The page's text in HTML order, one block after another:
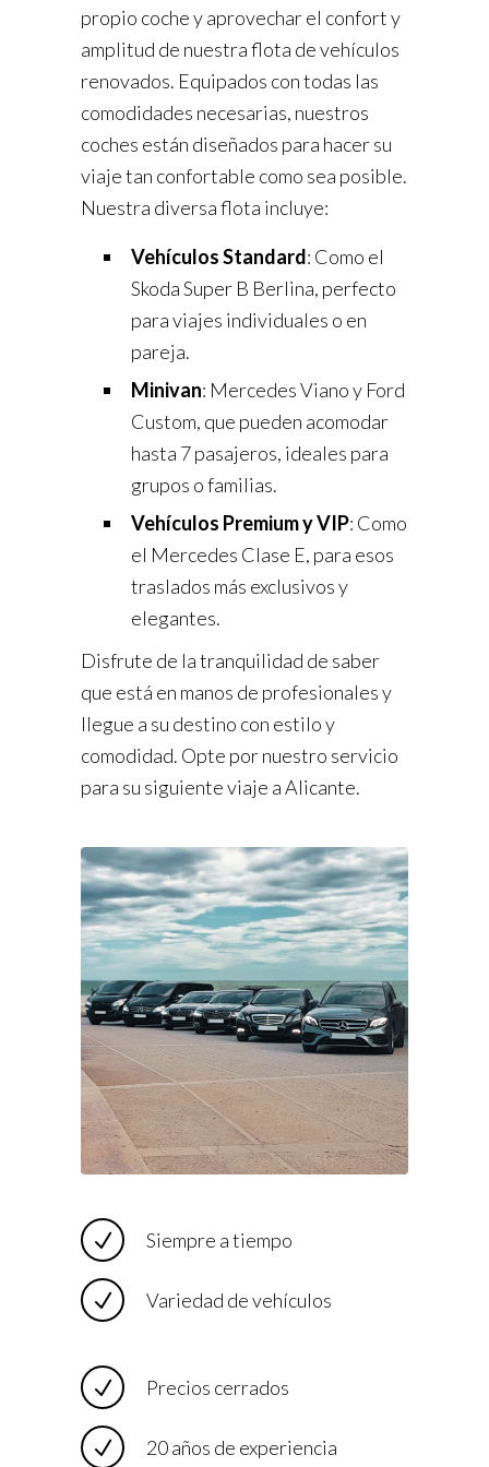
propio coche y aprovechar el confort y
amplitud de nuestra flota de vehículos
renovados. Equipados con todas las
comodidades necesarias, nuestros
coches están diseñados para hacer su
viaje tan confortable como sea posible.
Nuestra diversa flota incluye:
Vehículos Standard: Como el
Skoda Super B Berlina, perfecto
para viajes individuales o en
pareja.
Minivan: Mercedes Viano y Ford
Custom, que pueden acomodar
hasta 7 pasajeros, ideales para
grupos o familias.
Vehículos Premium y VIP: Como
el Mercedes Clase E, para esos
traslados más exclusivos y
elegantes.
Disfrute de la tranquilidad de saber
que está en manos de profesionales y
llegue a su destino con estilo y
comodidad. Opte por nuestro servicio
para su siguiente viaje a Alicante.
Siempre a tiempo
Variedad de vehículos
Precios cerrados
20 años de experiencia